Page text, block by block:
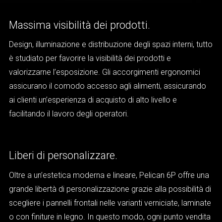
Massima visibilità dei prodotti.
Design, illuminazione e distribuzione degli spazi interni, tutto
è studiato per favorire la visibilità dei prodotti e
valorizzarne l’esposizione. Gli accorgimenti ergonomici
assicurano il comodo accesso agli alimenti, assicurando
ai clienti un’esperienza di acquisto di alto livello e
facilitando il lavoro degli operatori.
Liberi di personalizzare.
Oltre a un’estetica moderna e lineare, Pelican 6P offre una
grande libertà di personalizzazione grazie alla possibilità di
scegliere i pannelli frontali nelle varianti verniciate, laminate
o con finiture in legno. In questo modo, ogni punto vendita